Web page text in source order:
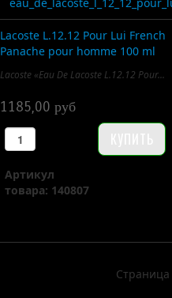
Lacoste L.12.12 Pour Lui French
Panache pour homme 100 ml
Lacoste «Eau De Lacoste L.12.12 Pour...
1185,00 руб
Артикул
товара: 140807
Страница